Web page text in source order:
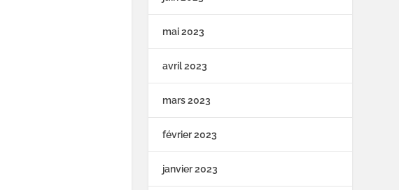
mai 2023
avril 2023
mars 2023
février 2023
janvier 2023